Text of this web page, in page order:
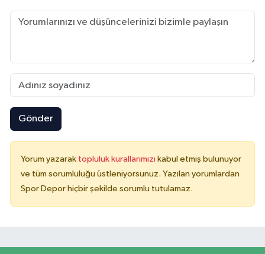
Gönder
Yorum yazarak topluluk kurallarımızı kabul etmiş bulunuyor
ve tüm sorumluluğu üstleniyorsunuz. Yazılan yorumlardan
Spor Depor hiçbir şekilde sorumlu tutulamaz.